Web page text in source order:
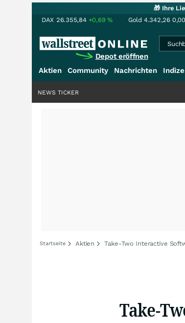
🎁 Ihre
DAX 26.355,84 +0,69% Gold 4.342,26 0,00
Depot eröffnen
Aktien Community Nachrichten
NEWS TICKER
Startseite Aktien Take-Two Interactive
Take-